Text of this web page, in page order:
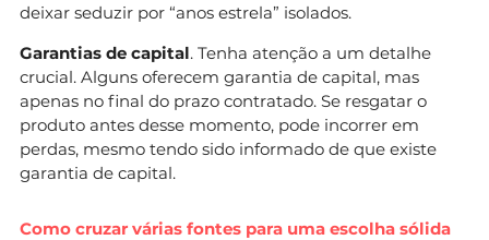
deixar seduzir por “anos estrela” isolados.
Garantias de capital. Tenha atenção a um detalhe
crucial. Alguns oferecem garantia de capital, mas
apenas no final do prazo contratado. Se resgatar o
produto antes desse momento, pode incorrer em
perdas, mesmo tendo sido informado de que existe
garantia de capital.
Como cruzar várias fontes para uma escolha sólida